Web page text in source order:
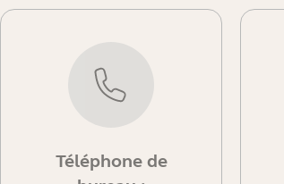
Téléphone de